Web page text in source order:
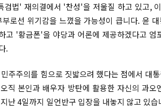
법' 재의결에서 '찬성'을 저울질 하고 있고,
로선 위기감을 느꼈을 가능성이 큽니다. 윤
고 '황금폰'을 야당과 어론에 제공하겠다고 엄
.
주주의를 힘으로 짓밟으려 했다는 점에서 대
직 본인과 배우자 방탄에 활용한 자신의 과오
난 4일까지 일언반구 입장을 내놓지 않고 있